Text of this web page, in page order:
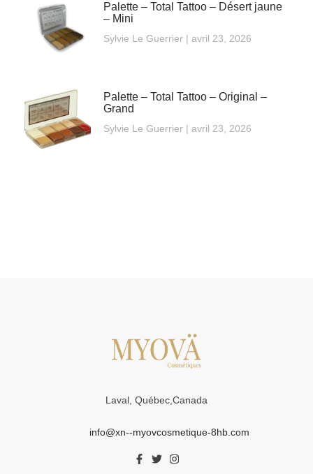
Palette – Total Tattoo – Désert jaune
– Mini
Sylvie Le Guerrier avril 23, 2026
Palette – Total Tattoo – Original –
Grand
Sylvie Le Guerrier avril 23, 2026
Laval, Québec,Canada
info@xn--myovcosmetique-8hb.com